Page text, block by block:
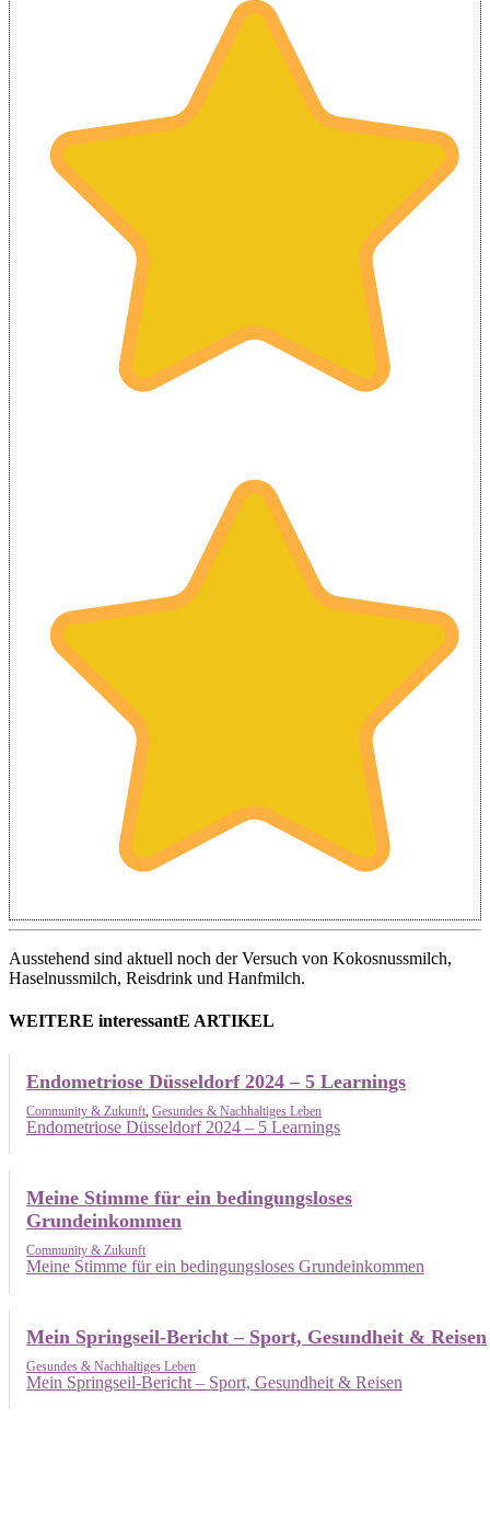
Ausstehend sind aktuell noch der Versuch von Kokosnussmilch,
Haselnussmilch, Reisdrink und Hanfmilch.
WEITERE interessantE ARTIKEL
Endometriose Düsseldorf 2024 – 5 Learnings
Community & Zukunft, Gesundes & Nachhaltiges Leben
Endometriose Düsseldorf 2024 – 5 Learnings
Meine Stimme für ein bedingungsloses
Grundeinkommen
Community & Zukunft
Meine Stimme für ein bedingungsloses Grundeinkommen
Mein Springseil-Bericht – Sport, Gesundheit & Reisen
Gesundes & Nachhaltiges Leben
Mein Springseil-Bericht – Sport, Gesundheit & Reisen